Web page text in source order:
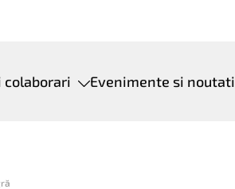
colaborari Evenimente si noutati